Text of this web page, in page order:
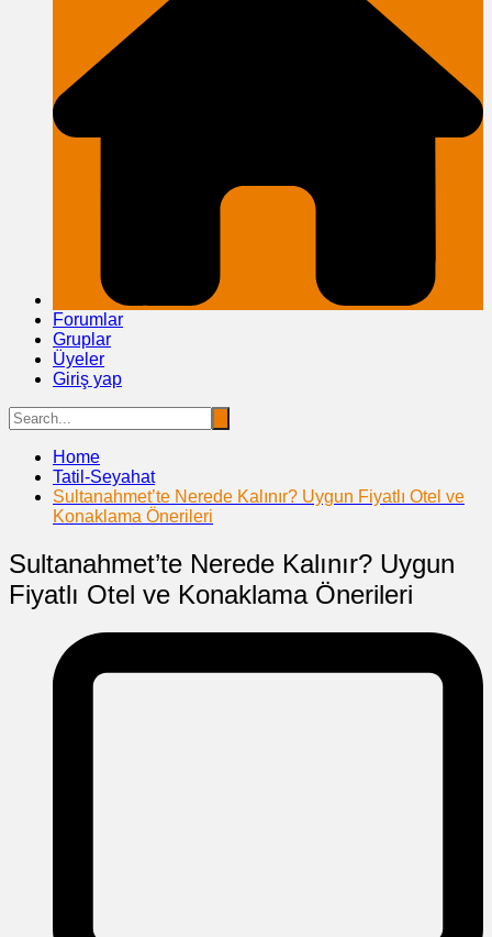
Forumlar
Gruplar
Üyeler
Giriş yap
Home
Tatil-Seyahat
Sultanahmet’te Nerede Kalınır? Uygun Fiyatlı Otel ve
Konaklama Önerileri
Sultanahmet’te Nerede Kalınır? Uygun
Fiyatlı Otel ve Konaklama Önerileri